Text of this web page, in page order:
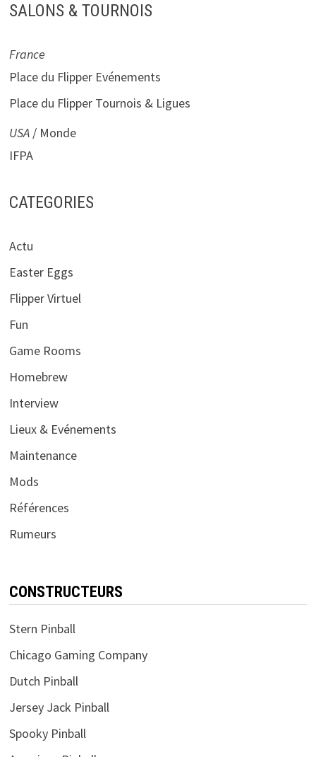
SALONS & TOURNOIS
France
Place du Flipper Evénements
Place du Flipper Tournois & Ligues
USA/ Monde
IFPA
CATEGORIES
Actu
Easter Eggs
Flipper Virtuel
Fun
Game Rooms
Homebrew
Interview
Lieux & Evénements
Maintenance
Mods
Références
Rumeurs
CONSTRUCTEURS
Stern Pinball
Chicago Gaming Company
Dutch Pinball
Jersey Jack Pinball
Spooky Pinball